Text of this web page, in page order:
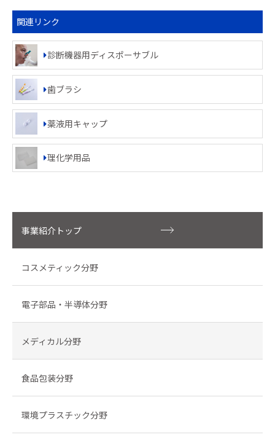
事業紹介トップ
コスメティック分野
電子部品・半導体分野
メディカル分野
食品包装分野
環境プラスチック分野
関連リンク
診断機器用ディスポーサブル
歯ブラシ
薬液用キャップ
理化学用品